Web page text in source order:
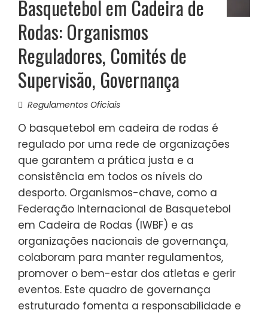
Basquetebol em Cadeira de
Rodas: Organismos
Reguladores, Comités de
Supervisão, Governança
Regulamentos Oficiais
O basquetebol em cadeira de rodas é
regulado por uma rede de organizações
que garantem a prática justa e a
consistência em todos os níveis do
desporto. Organismos-chave, como a
Federação Internacional de Basquetebol
em Cadeira de Rodas (IWBF) e as
organizações nacionais de governança,
colaboram para manter regulamentos,
promover o bem-estar dos atletas e gerir
eventos. Este quadro de governança
estruturado fomenta a responsabilidade e